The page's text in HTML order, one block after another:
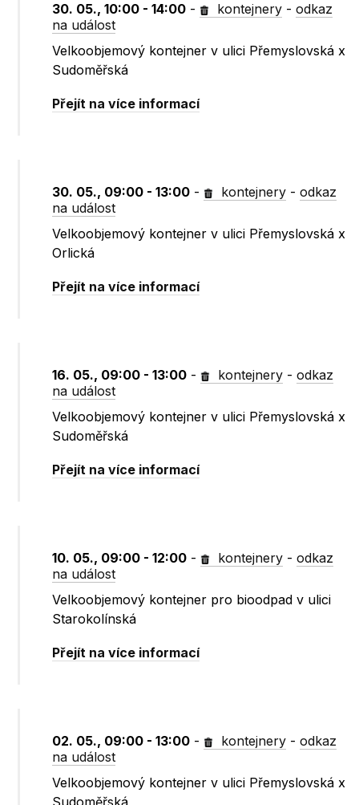
30. 05., 10:00 - 14:00 - kontejnery -odkaz
na událost
Velkoobjemový kontejner v ulici Přemyslovská x
Sudoměřská
Přejít na více informací
30. 05., 09:00 - 13:00 - kontejnery -odkaz
na událost
Velkoobjemový kontejner v ulici Přemyslovská x
Orlická
Přejít na více informací
16. 05., 09:00 - 13:00 - kontejnery -odkaz
na událost
Velkoobjemový kontejner v ulici Přemyslovská x
Sudoměřská
Přejít na více informací
10. 05., 09:00 - 12:00 - kontejnery -odkaz
na událost
Velkoobjemový kontejner pro bioodpad v ulici
Starokolínská
Přejít na více informací
02. 05., 09:00 - 13:00 - kontejnery -odkaz
na událost
Velkoobjemový kontejner v ulici Přemyslovská x
Sudoměřská